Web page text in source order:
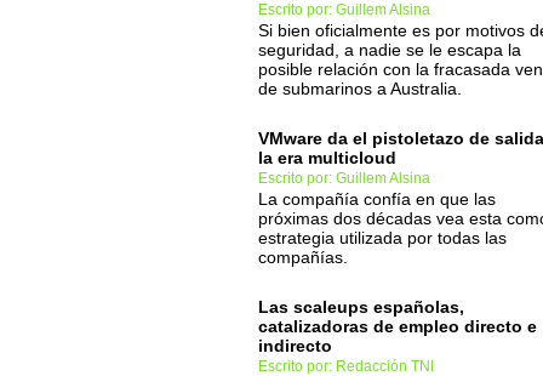
Escrito por: Guillem Alsina
Si bien oficialmente es por motivos
seguridad, a nadie se le escapa la
posible relación con la fracasada
de submarinos a Australia.
VMware da el pistoletazo de
la era multicloud
Escrito por: Guillem Alsina
La compañía confía en que las
próximas dos décadas vea esta
estrategia utilizada por todas las
compañías.
Las scaleups españolas,
catalizadoras de empleo directo e
indirecto
Escrito por: Redacción TNI